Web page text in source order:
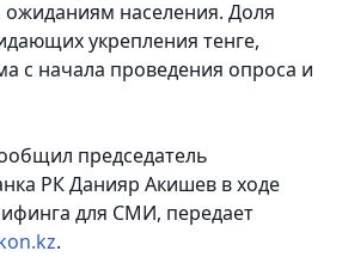
населения. Доля
укрепления тенге,
с начала проведения опроса и
председатель
РК Данияр Акишев в ходе
для СМИ, передает
.